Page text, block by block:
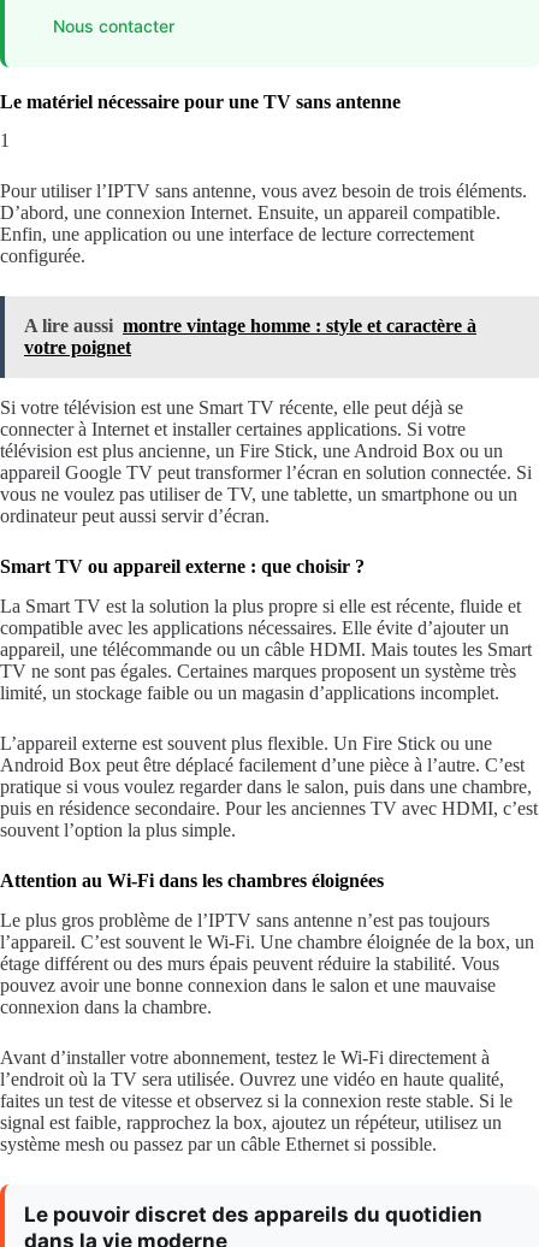
Nous contacter
Le matériel nécessaire pour une TV sans antenne
1
Pour utiliser l’IPTV sans antenne, vous avez besoin de trois éléments.
D’abord, une connexion Internet. Ensuite, un appareil compatible.
Enfin, une application ou une interface de lecture correctement
configurée.
A lire aussi montre vintage homme : style et caractère à
votre poignet
Si votre télévision est une Smart TV récente, elle peut déjà se
connecter à Internet et installer certaines applications. Si votre
télévision est plus ancienne, un Fire Stick, une Android Box ou un
appareil Google TV peut transformer l’écran en solution connectée. Si
vous ne voulez pas utiliser de TV, une tablette, un smartphone ou un
ordinateur peut aussi servir d’écran.
Smart TV ou appareil externe : que choisir ?
La Smart TV est la solution la plus propre si elle est récente, fluide et
compatible avec les applications nécessaires. Elle évite d’ajouter un
appareil, une télécommande ou un câble HDMI. Mais toutes les Smart
TV ne sont pas égales. Certaines marques proposent un système très
limité, un stockage faible ou un magasin d’applications incomplet.
L’appareil externe est souvent plus flexible. Un Fire Stick ou une
Android Box peut être déplacé facilement d’une pièce à l’autre. C’est
pratique si vous voulez regarder dans le salon, puis dans une chambre,
puis en résidence secondaire. Pour les anciennes TV avec HDMI, c’est
souvent l’option la plus simple.
Attention au Wi-Fi dans les chambres éloignées
Le plus gros problème de l’IPTV sans antenne n’est pas toujours
l’appareil. C’est souvent le Wi-Fi. Une chambre éloignée de la box, un
étage différent ou des murs épais peuvent réduire la stabilité. Vous
pouvez avoir une bonne connexion dans le salon et une mauvaise
connexion dans la chambre.
Avant d’installer votre abonnement, testez le Wi-Fi directement à
l’endroit où la TV sera utilisée. Ouvrez une vidéo en haute qualité,
faites un test de vitesse et observez si la connexion reste stable. Si le
signal est faible, rapprochez la box, ajoutez un répéteur, utilisez un
système mesh ou passez par un câble Ethernet si possible.
Le pouvoir discret des appareils du quotidien
dans la vie moderne